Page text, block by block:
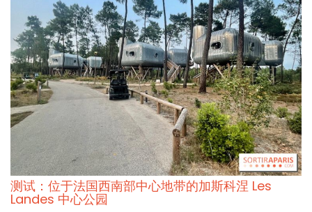
测试：位于法国西南部中心地带的加斯科涅 Les
Landes 中心公园